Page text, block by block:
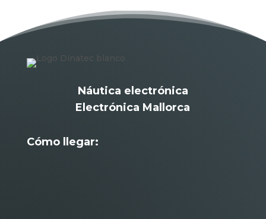
Náutica electrónica
Electrónica Mallorca
Cómo llegar: